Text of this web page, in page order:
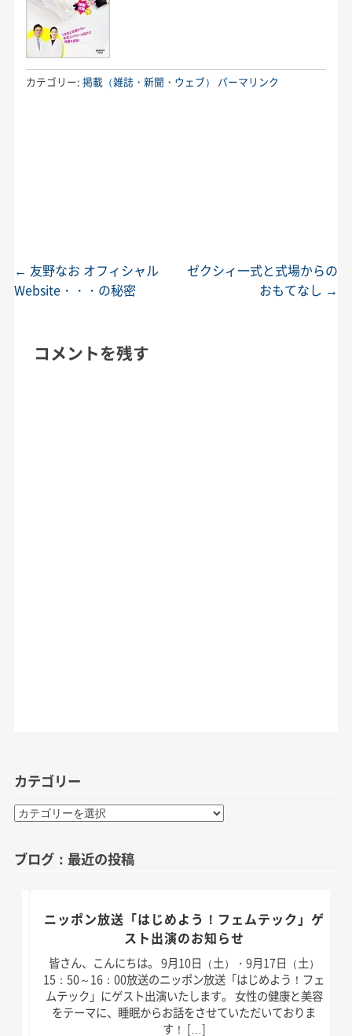
カテゴリー: 掲載（雑誌・新聞・ウェブ） パーマリンク
投稿ナビゲーション
← 友野なお オフィシャル
Website・・・の秘密
ゼクシィ一式と式場からの
おもてなし →
コメントを残す
カテゴリー
カ
リ
ブログ：最近の投稿
ニッポン放送「はじめよう！フェムテック」ゲ
スト出演のお知らせ
皆さん、こんにちは。 9月10日（土）・9月17日（土）
15：50～16：00放送のニッポン放送「はじめよう！フェ
ムテック」にゲスト出演いたします。 女性の健康と美容
をテーマに、睡眠からお話をさせていただいておりま
す！ […]